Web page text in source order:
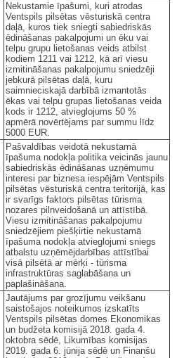
Nekustamie īpašumi, kuri atrodas
Ventspils pilsētas vēsturiskā centra
daļā, kuros tiek sniegti sabiedriskās
ēdināšanas pakalpojumi un ēku vai
telpu grupu lietošanas veids atbilst
kodiem 1211 vai 1212, kā arī viesu
izmitināšanas pakalpojumu sniedzēji
jebkurā pilsētas daļā, kuru
saimnieciskajā darbībā izmantotās
ēkas vai telpu grupas lietošanas veida
kods ir 1212, atvieglojums 50 %
apmērā novērtējams par summu līdz
5000 EUR.
Pašvaldības veidotā nekustamā
īpašuma nodokļa politika veicinās jaunu
sabiedriskās ēdināšanas uzņēmumu
interesi par biznesa iespējām Ventspils
pilsētas vēsturiskā centra teritorijā, kas
ir svarīgs faktors pilsētas tūrisma
nozares pilnveidošanā un attīstībā.
Viesu izmitināšanas pakalpojumu
sniedzējiem piešķirtie nekustamā
īpašuma nodokļa atvieglojumi sniegs
atbalstu uzņēmējdarbības attīstībai
visā pilsētā ar mērķi - tūrisma
infrastruktūras saglabāšana un
paplašināšana.
Jautājums par grozījumu veikšanu
saistošajos noteikumos izskatīts
Ventspils pilsētas domes Ekonomikas
un budžeta komisijā 2018. gada 4.
oktobra sēdē, Likumības komisijas
2019. gada 6. jūnija sēdē un Finanšu